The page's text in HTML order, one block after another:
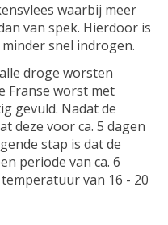
waarbij meer
van spek. Hierdoor is
snel indrogen.
droge worsten
Franse worst met
gevuld. Nadat de
deze voor ca. 5 dagen
stap is dat de
periode van ca. 6
van 16 - 20